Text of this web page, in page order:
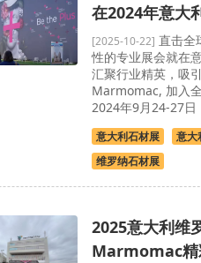
在2024年意大
[2025-10-22] 直击全
性的专业展会就在
汇聚行业精英，吸
Marmomac, 加入
2024年9月24-27日
意大利石材展
意大
维罗纳石材展
2025意大利维
Marmomac精